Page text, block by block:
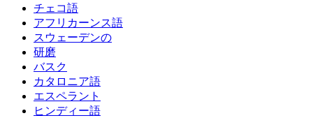
チェコ語
アフリカーンス語
スウェーデンの
研磨
バスク
カタロニア語
エスペラント
ヒンディー語